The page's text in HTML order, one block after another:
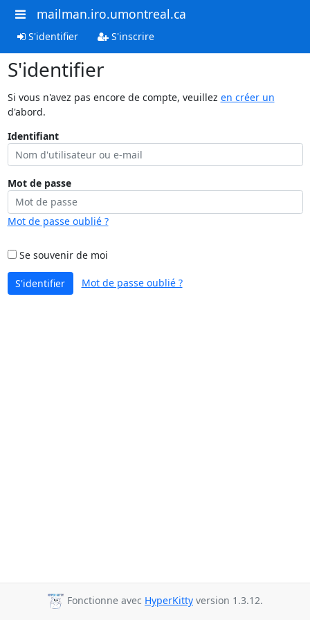
mailman.iro.umontreal.ca
S'identifier S'inscrire
S'identifier
Si vous n'avez pas encore de compte, veuillez en créer un
d'abord.
Identifiant
Mot de passe
Mot de passe oublié ?
Se souvenir de moi
S'identifier Mot de passe oublié ?
Fonctionne avec HyperKitty version 1.3.12.